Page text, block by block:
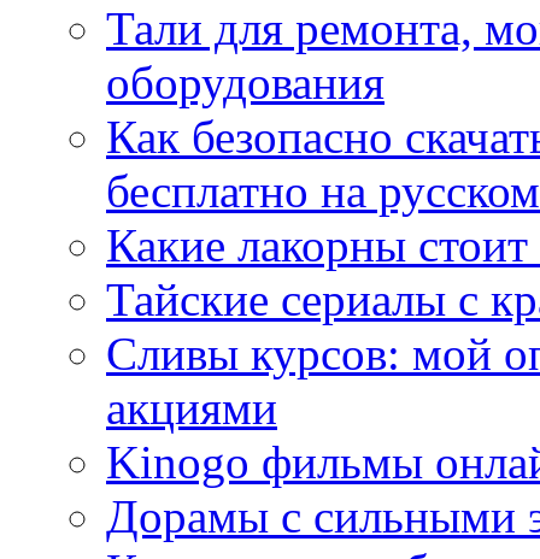
Тали для ремонта,
оборудования
Как безопасно
бесплатно на
Какие лакорны
Тайские сериалы с
Сливы курсов: мой
акциями
Kinogo фильмы
Дорамы с сильными